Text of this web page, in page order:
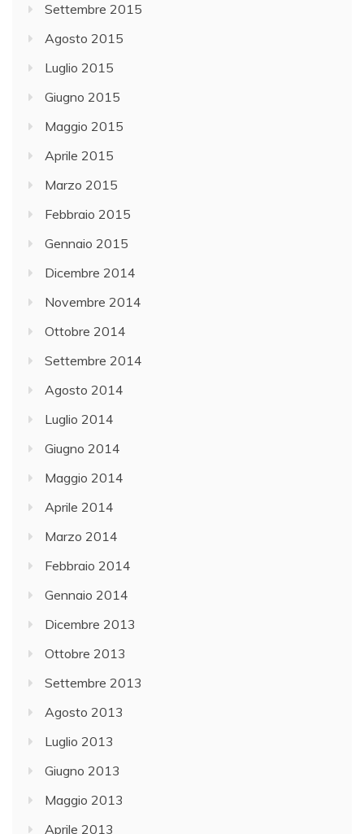
Settembre 2015
Agosto 2015
Luglio 2015
Giugno 2015
Maggio 2015
Aprile 2015
Marzo 2015
Febbraio 2015
Gennaio 2015
Dicembre 2014
Novembre 2014
Ottobre 2014
Settembre 2014
Agosto 2014
Luglio 2014
Giugno 2014
Maggio 2014
Aprile 2014
Marzo 2014
Febbraio 2014
Gennaio 2014
Dicembre 2013
Ottobre 2013
Settembre 2013
Agosto 2013
Luglio 2013
Giugno 2013
Maggio 2013
Aprile 2013